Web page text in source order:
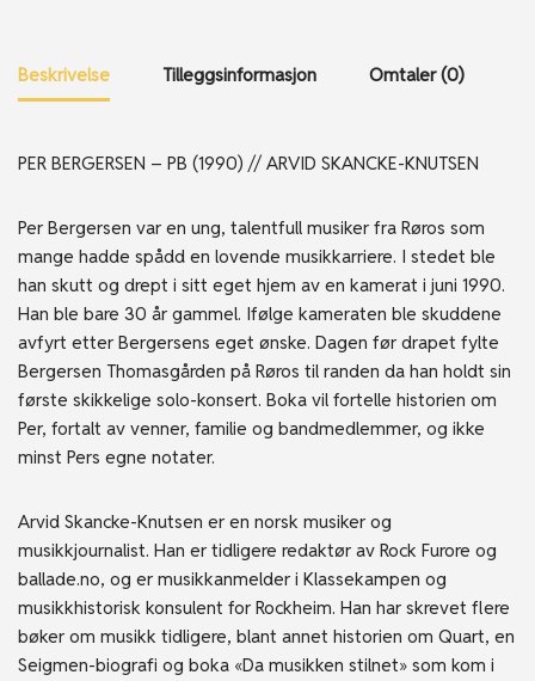
Beskrivelse Tilleggsinformasjon Omtaler (0)
PER BERGERSEN – PB (1990) // ARVID SKANCKE-KNUTSEN
Per Bergersen var en ung, talentfull musiker fra Røros som
mange hadde spådd en lovende musikkarriere. I stedet ble
han skutt og drept i sitt eget hjem av en kamerat i juni 1990.
Han ble bare 30 år gammel. Ifølge kameraten ble skuddene
avfyrt etter Bergersens eget ønske. Dagen før drapet fylte
Bergersen Thomasgården på Røros til randen da han holdt sin
første skikkelige solo-konsert. Boka vil fortelle historien om
Per, fortalt av venner, familie og bandmedlemmer, og ikke
minst Pers egne notater.
Arvid Skancke-Knutsen er en norsk musiker og
musikkjournalist. Han er tidligere redaktør av Rock Furore og
ballade.no, og er musikkanmelder i Klassekampen og
musikkhistorisk konsulent for Rockheim. Han har skrevet flere
bøker om musikk tidligere, blant annet historien om Quart, en
Seigmen-biografi og boka «Da musikken stilnet» som kom i